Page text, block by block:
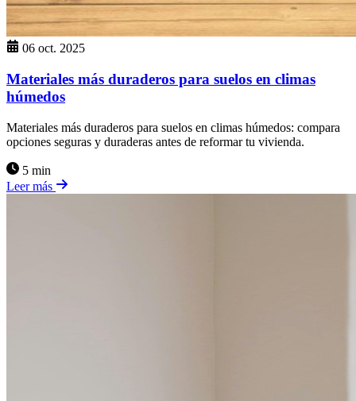
06 oct. 2025
Materiales más duraderos para suelos en climas
húmedos
Materiales más duraderos para suelos en climas húmedos: compara
opciones seguras y duraderas antes de reformar tu vivienda.
5 min
Leer más